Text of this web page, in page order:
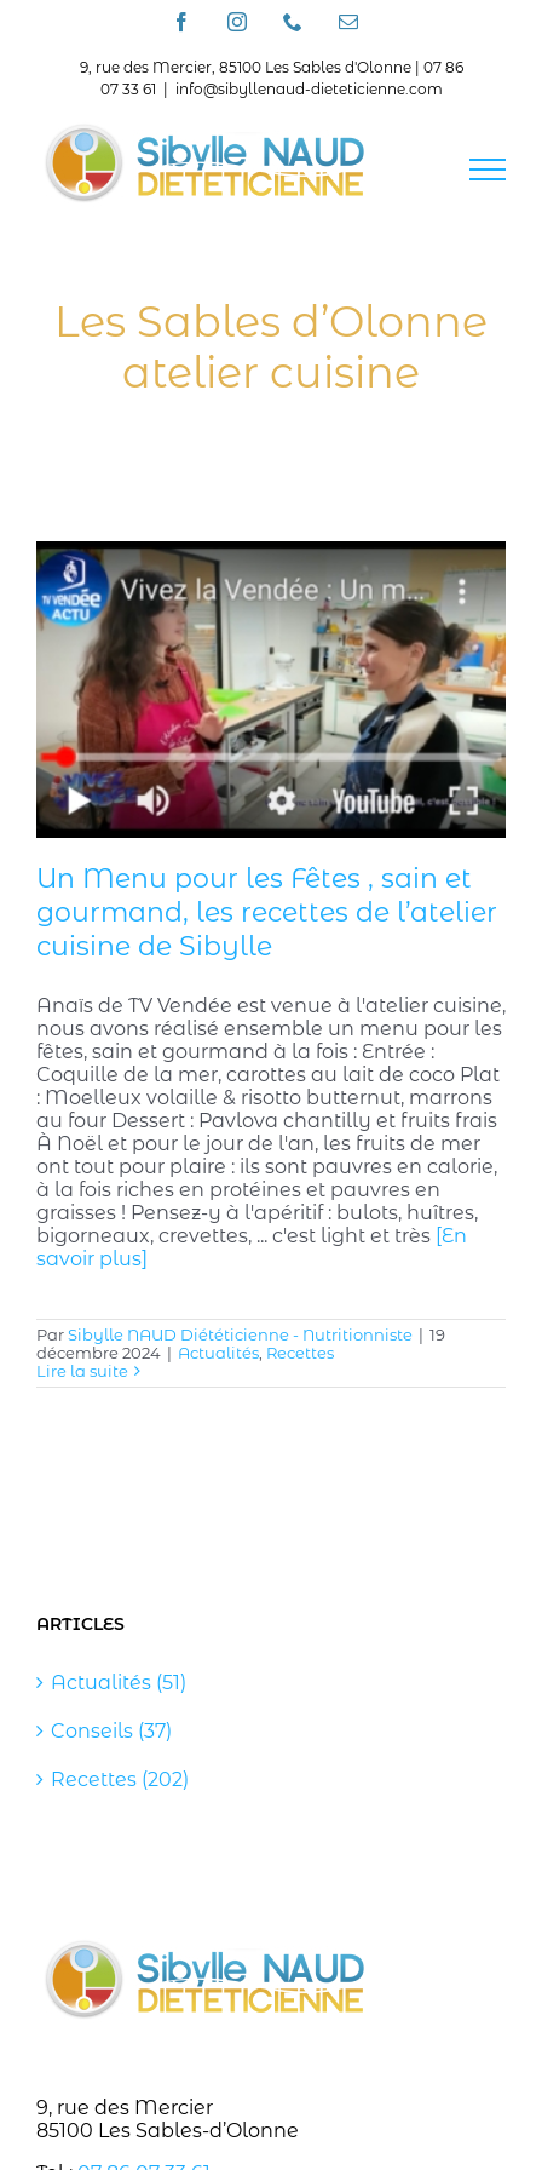
FacebookInstagramTéléphoneEmail
9, rue des Mercier, 85100 Les Sables d'Olonne | 07 86
07 33 61
info@sibyllenaud-dieteticienne.com
Les Sables d’Olonne
atelier cuisine
Un Menu pour les Fêtes , sain et
gourmand, les recettes de l’atelier
cuisine de Sibylle
Anaïs de TV Vendée est venue à l'atelier cuisine,
nous avons réalisé ensemble un menu pour les
fêtes, sain et gourmand à la fois : Entrée :
Coquille de la mer, carottes au lait de coco Plat
: Moelleux volaille & risotto butternut, marrons
au four Dessert : Pavlova chantilly et fruits frais
À Noël et pour le jour de l'an, les fruits de mer
ont tout pour plaire : ils sont pauvres en calorie,
à la fois riches en protéines et pauvres en
graisses ! Pensez-y à l'apéritif : bulots, huîtres,
bigorneaux, crevettes, ... c'est light et très [En
savoir plus]
ParSibylle NAUD Diététicienne - Nutritionniste | 19
décembre 2024 | Actualités, Recettes
Lire la suite
ARTICLES
Actualités (51)
Conseils (37)
Recettes (202)
9, rue des Mercier
85100 Les Sables-d’Olonne